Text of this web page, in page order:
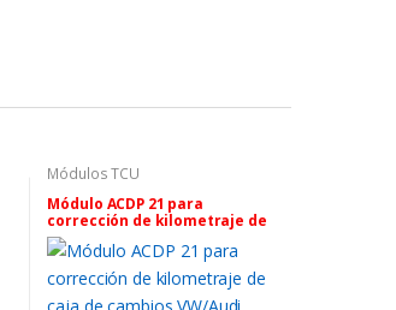
Módulos TCU
Módulo ACDP 21 para
corrección de kilometraje de
caja de cambios VW/Audi